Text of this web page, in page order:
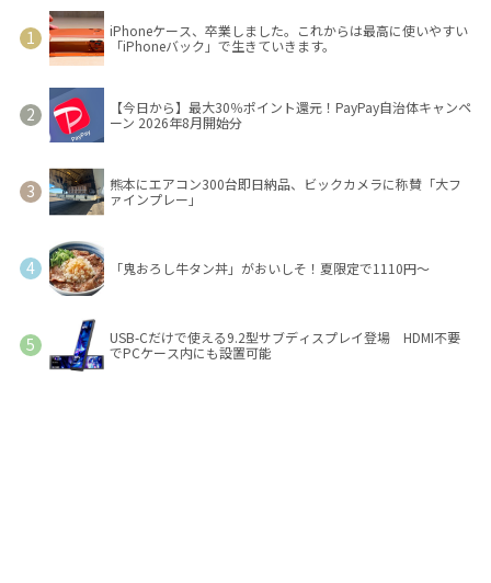
iPhoneケース、卒業しました。これからは最高に使いやすい
「iPhoneバック」で生きていきます。
【今日から】最大30％ポイント還元！PayPay自治体キャンペ
ーン 2026年8月開始分
熊本にエアコン300台即日納品、ビックカメラに称賛「大フ
ァインプレー」
「鬼おろし牛タン丼」がおいしそ！夏限定で1110円～
USB-Cだけで使える9.2型サブディスプレイ登場 HDMI不要
でPCケース内にも設置可能